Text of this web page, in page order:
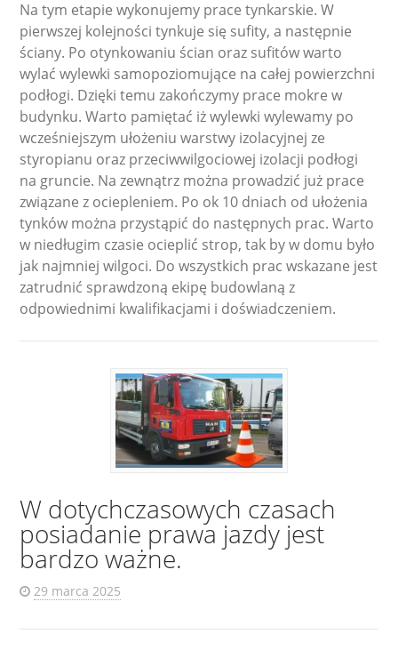
Na tym etapie wykonujemy prace tynkarskie. W
pierwszej kolejności tynkuje się sufity, a następnie
ściany. Po otynkowaniu ścian oraz sufitów warto
wylać wylewki samopoziomujące na całej powierzchni
podłogi. Dzięki temu zakończymy prace mokre w
budynku. Warto pamiętać iż wylewki wylewamy po
wcześniejszym ułożeniu warstwy izolacyjnej ze
styropianu oraz przeciwwilgociowej izolacji podłogi
na gruncie. Na zewnątrz można prowadzić już prace
związane z ociepleniem. Po ok 10 dniach od ułożenia
tynków można przystąpić do następnych prac. Warto
w niedługim czasie ocieplić strop, tak by w domu było
jak najmniej wilgoci. Do wszystkich prac wskazane jest
zatrudnić sprawdzoną ekipę budowlaną z
odpowiednimi kwalifikacjami i doświadczeniem.
W dotychczasowych czasach
posiadanie prawa jazdy jest
bardzo ważne.
29 marca 2025